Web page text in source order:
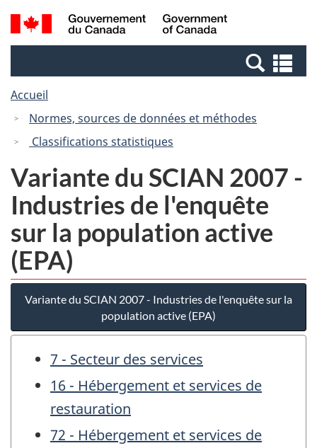
Passer
au
Passer
à
Canada
Recherche
et
et
Accueil
Normes, sources de données et méthodes
Classifications statistiques
Variante du SCIAN 2007 -
Industries de l'enquête
sur la population active
(EPA)
Variante du SCIAN 2007 - Industries de l'enquête sur la
population active (EPA)
7 - Secteur des services
16 - Hébergement et services de
restauration
72 - Hébergement et services de